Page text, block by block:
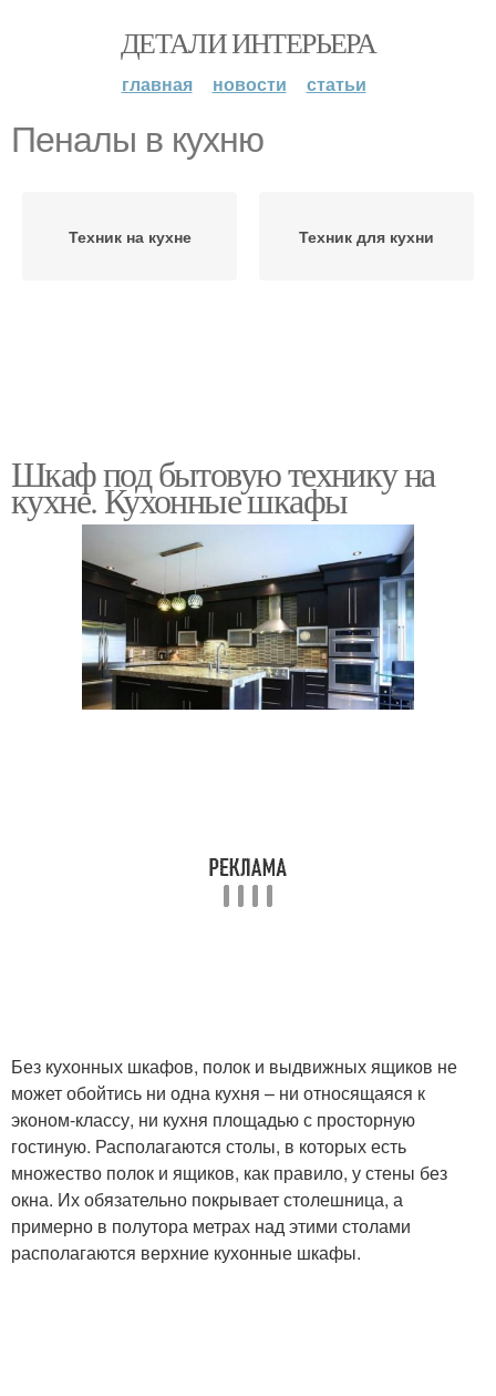
ДЕТАЛИ ИНТЕРЬЕРА
главная новости статьи
Пеналы в кухню
Техник на кухне Техник для кухни
Шкаф под бытовую технику на
кухне. Кухонные шкафы
Без кухонных шкафов, полок и выдвижных ящиков не
может обойтись ни одна кухня – ни относящаяся к
эконом-классу, ни кухня площадью с просторную
гостиную. Располагаются столы, в которых есть
множество полок и ящиков, как правило, у стены без
окна. Их обязательно покрывает столешница, а
примерно в полутора метрах над этими столами
располагаются верхние кухонные шкафы.